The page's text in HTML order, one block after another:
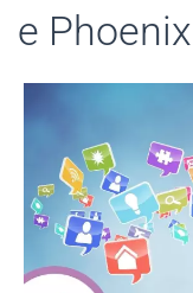
e Phoenix